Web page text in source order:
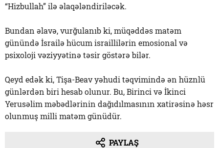
“Hizbullah” ilə əlaqələndiriləcək.
Bundan əlavə, vurğulanıb ki, müqəddəs matəm
günündə İsrailə hücum israillilərin emosional və
psixoloji vəziyyətinə təsir göstərə bilər.
Qeyd edək ki, Tişa-Beav yəhudi təqvimində ən hüznlü
günlərdən biri hesab olunur. Bu, Birinci və İkinci
Yerusəlim məbədlərinin dağıdılmasının xatirəsinə həsr
olunmuş milli matəm günüdür.
PAYLAŞ